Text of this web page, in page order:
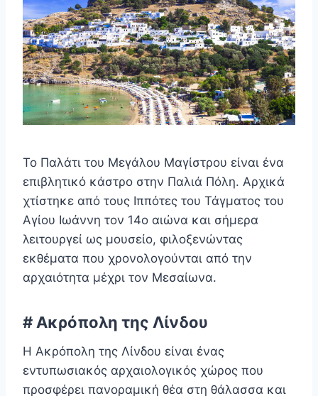
Το Παλάτι του Μεγάλου Μαγίστρου είναι ένα
επιβλητικό κάστρο στην Παλιά Πόλη. Αρχικά
χτίστηκε από τους Ιππότες του Τάγματος του
Αγίου Ιωάννη τον 14ο αιώνα και σήμερα
λειτουργεί ως μουσείο, φιλοξενώντας
εκθέματα που χρονολογούνται από την
αρχαιότητα μέχρι τον Μεσαίωνα.
# Ακρόπολη της Λίνδου
Η Ακρόπολη της Λίνδου είναι ένας
εντυπωσιακός αρχαιολογικός χώρος που
προσφέρει πανοραμική θέα στη θάλασσα και